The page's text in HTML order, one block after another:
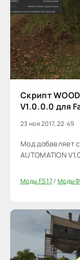
Скрипт
V1.0.0.0 для
23 ноя 2017, 22:49
Мод добавляет
AUTOMATION
Моды FS 17/ Моды